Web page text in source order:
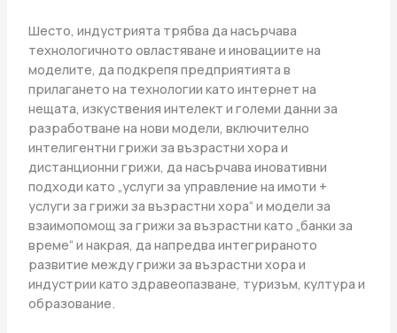
Шесто, индустрията трябва да насърчава
технологичното овластяване и иновациите на
моделите, да подкрепя предприятията в
прилагането на технологии като интернет на
нещата, изкуствения интелект и големи данни за
разработване на нови модели, включително
интелигентни грижи за възрастни хора и
дистанционни грижи, да насърчава иновативни
подходи като „услуги за управление на имоти +
услуги за грижи за възрастни хора“ и модели за
взаимопомощ за грижи за възрастни като „банки за
време“ и накрая, да напредва интегрираното
развитие между грижи за възрастни хора и
индустрии като здравеопазване, туризъм, култура и
образование.